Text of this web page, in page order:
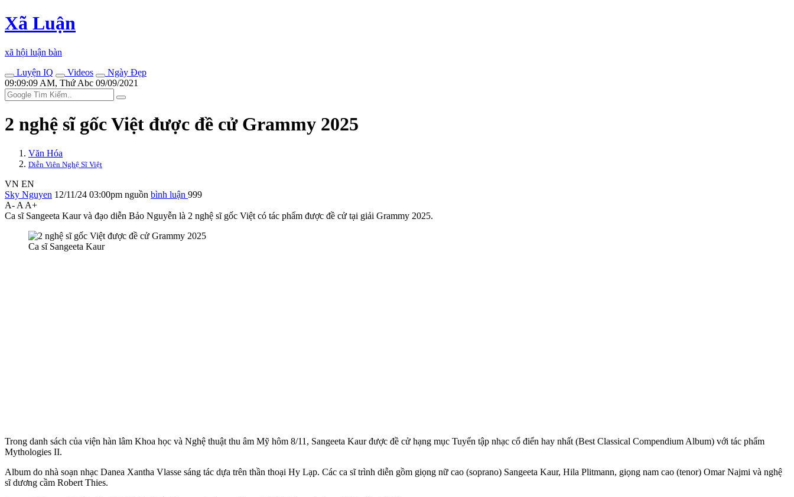
Xã Luận
xã hội luận bàn
Luyện IQ
Videos
Ngày Đẹp
09:09:09 AM, Thứ Abc 09/09/2021
2 nghệ sĩ gốc Việt được đề cử Grammy 2025
Văn Hóa
Diễn Viên Nghệ Sĩ Việt
VN EN
Sky Nguyen 12/11/24 03:00pm nguồn bình luận 999
A- A A+
Ca sĩ Sangeeta Kaur và đạo diễn Bảo Nguyễn là 2 nghệ sĩ gốc Việt có tác phẩm được đề cử tại giải Grammy 2025.
Ca sĩ Sangeeta Kaur
Trong danh sách của viện hàn lâm Khoa học và Nghệ thuật thu âm Mỹ hôm 8/11, Sangeeta Kaur được đề cử hạng mục Tuyển tập nhạc cổ điển hay nhất (Best Classical Compendium Album) với tác phẩm
Mythologies II.
Album do nhà soạn nhạc Danea Xantha Vlasse sáng tác dựa trên thần thoại Hy Lạp. Các ca sĩ trình diễn gồm giọng nữ cao (soprano) Sangeeta Kaur, Hila Plitmann, giọng nam cao (tenor) Omar Najmi và nghệ
sĩ dương cầm Robert Thies.